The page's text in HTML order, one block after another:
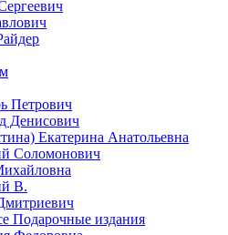
Петрович
Денисович
Екатерина Анатольевна
Соломонович
В.
Подарочные издания